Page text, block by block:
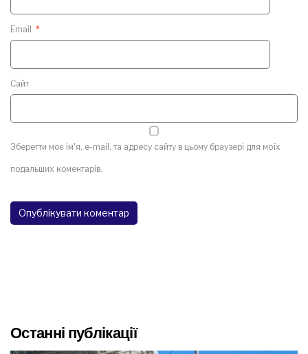
Email *
Сайт
Зберегти моє ім'я, e-mail, та адресу сайту в цьому браузері для моїх
подальших коментарів.
Останні публікації